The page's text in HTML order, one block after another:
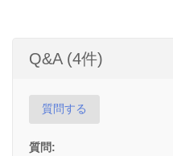
Q&A (4件)
質問する
質問: